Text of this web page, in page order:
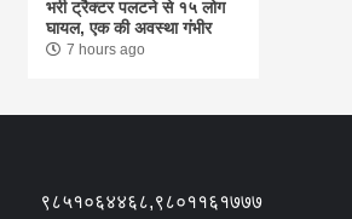
भरी ट्रैक्टर पलटने से १५ लोग
घायल, एक की अवस्था गंभीर
7 hours ago
९८५१०६४४६८,९८०११६१७७७